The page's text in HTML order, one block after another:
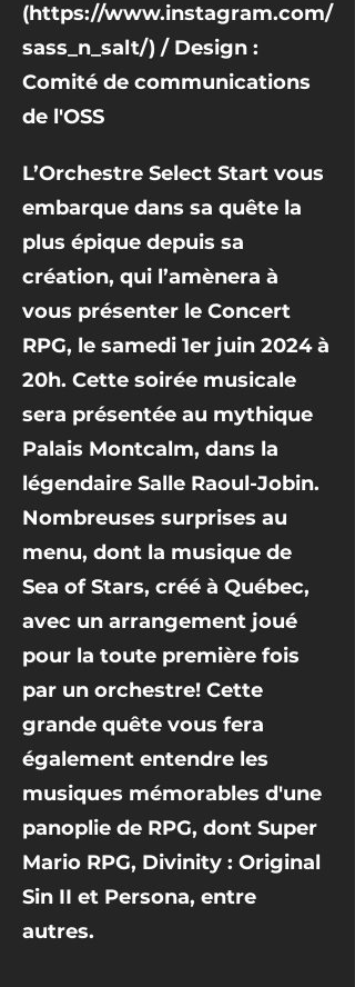
(https://www.instagram.com/
sass_n_salt/) / Design :
Comité de communications
de l'OSS
L’Orchestre Select Start vous
embarque dans sa quête la
plus épique depuis sa
création, qui l’amènera à
vous présenter le Concert
RPG, le samedi 1er juin 2024 à
20h. Cette soirée musicale
sera présentée au mythique
Palais Montcalm, dans la
légendaire Salle Raoul-Jobin.
Nombreuses surprises au
menu, dont la musique de
Sea of Stars, créé à Québec,
avec un arrangement joué
pour la toute première fois
par un orchestre! Cette
grande quête vous fera
également entendre les
musiques mémorables d'une
panoplie de RPG, dont Super
Mario RPG, Divinity : Original
Sin II et Persona, entre
autres.